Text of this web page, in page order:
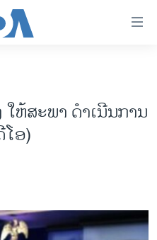
ດ 2024
ຫ້ສະພາ ດຳເນີນການ
ອ)